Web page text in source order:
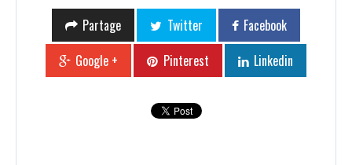
Partage Twitter
Facebook
Google +
Pinterest Linkedin